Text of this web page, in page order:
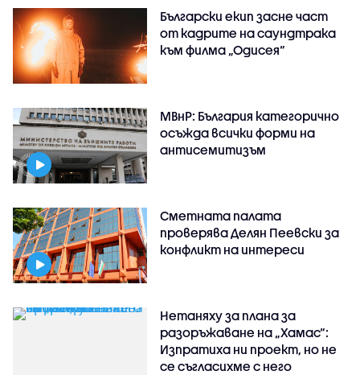
Български екип засне част
от кадрите на саундтрака
към филма „Одисея“
МВнР: България категорично
осъжда всички форми на
антисемитизъм
Сметната палата
проверява Делян Пеевски за
конфликт на интереси
Нетаняху за плана за
разоръжаване на „Хамас“:
Изпратиха ни проект, но не
се съгласихме с него